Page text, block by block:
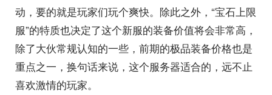
动，要的就是玩家们玩个爽快。除此之外，“宝石上限
服”的特质也决定了这个新服的装备价值将会非常高，
除了大伙常规认知的一些，前期的极品装备价格也是
重点之一，换句话来说，这个服务器适合的，远不止
喜欢激情的玩家。